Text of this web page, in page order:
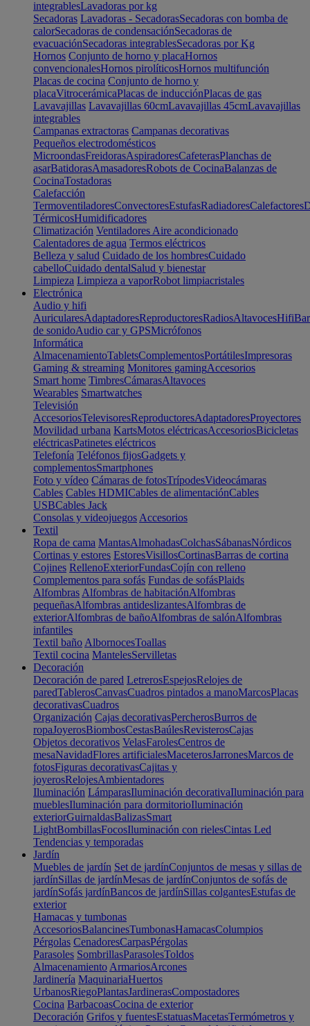
integrablesLavadoras por kg
Secadoras Lavadoras - SecadorasSecadoras con bomba de
calorSecadoras de condensaciónSecadoras de
evacuaciónSecadoras integrablesSecadoras por Kg
Hornos Conjunto de horno y placaHornos
convencionalesHornos pirolíticosHornos multifunción
Placas de cocina Conjunto de horno y
placaVitrocerámicaPlacas de inducciónPlacas de gas
Lavavajillas Lavavajillas 60cmLavavajillas 45cmLavavajillas
integrables
Campanas extractoras Campanas decorativas
Pequeños electrodomésticos
MicroondasFreidorasAspiradoresCafeterasPlanchas de
asarBatidorasAmasadoresRobots de CocinaBalanzas de
CocinaTostadoras
Calefacción
TermoventiladoresConvectoresEstufasRadiadoresCalefactores
TérmicosHumidificadores
Climatización Ventiladores Aire acondicionado
Calentadores de agua Termos eléctricos
Belleza y salud Cuidado de los hombresCuidado
cabelloCuidado dentalSalud y bienestar
Limpieza Limpieza a vaporRobot limpiacristales
Electrónica
Audio y hifi
AuricularesAdaptadoresReproductoresRadiosAltavocesHifi
de sonidoAudio car y GPSMicrófonos
Informática
AlmacenamientoTabletsComplementosPortátilesImpresoras
Gaming & streaming Monitores gamingAccesorios
Smart home TimbresCámarasAltavoces
Wearables Smartwatches
Televisión
AccesoriosTelevisoresReproductoresAdaptadoresProyectores
Movilidad urbana KartsMotos eléctricasAccesoriosBicicletas
eléctricasPatinetes eléctricos
Telefonía Teléfonos fijosGadgets y
complementosSmartphones
Foto y vídeo Cámaras de fotosTrípodesVideocámaras
Cables Cables HDMICables de alimentaciónCables
USBCables Jack
Consolas y videojuegos Accesorios
Textil
Ropa de cama MantasAlmohadasColchasSábanasNórdicos
Cortinas y estores EstoresVisillosCortinasBarras de cortina
Cojines RellenoExteriorFundasCojín con relleno
Complementos para sofás Fundas de sofásPlaids
Alfombras Alfombras de habitaciónAlfombras
pequeñasAlfombras antideslizantesAlfombras de
exteriorAlfombras de bañoAlfombras de salónAlfombras
infantiles
Textil baño AlbornocesToallas
Textil cocina MantelesServilletas
Decoración
Decoración de pared LetrerosEspejosRelojes de
paredTablerosCanvasCuadros pintados a manoMarcosPlacas
decorativasCuadros
Organización Cajas decorativasPercherosBurros de
ropaJoyerosBiombosCestasBaúlesRevisterosCajas
Objetos decorativos VelasFarolesCentros de
mesaNavidadFlores artificialesMaceterosJarronesMarcos de
fotosFiguras decorativasCajitas y
joyerosRelojesAmbientadores
Iluminación LámparasIluminación decorativaIluminación para
mueblesIluminación para dormitorioIluminación
exteriorGuirnaldasBalizasSmart
LightBombillasFocosIluminación con rielesCintas Led
Tendencias y temporadas
Jardín
Muebles de jardín Set de jardínConjuntos de mesas y sillas de
jardínSillas de jardínMesas de jardínConjuntos de sofás de
jardínSofás jardínBancos de jardínSillas colgantesEstufas de
exterior
Hamacas y tumbonas
AccesoriosBalancinesTumbonasHamacasColumpios
Pérgolas CenadoresCarpasPérgolas
Parasoles SombrillasParasolesToldos
Almacenamiento ArmariosArcones
Jardinería MaquinariaHuertos
UrbanosRiegoPlantasJardinerasCompostadores
Cocina BarbacoasCocina de exterior
Decoración Grifos y fuentesEstatuasMacetasTermómetros y